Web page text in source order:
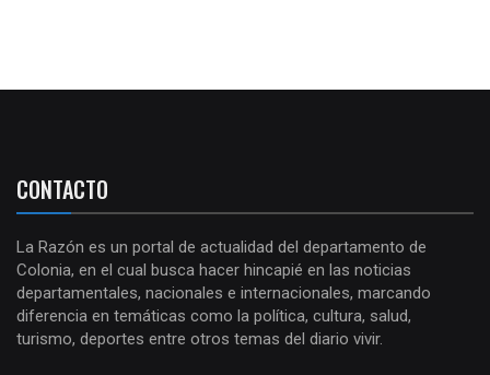
CONTACTO
La Razón es un portal de actualidad del departamento de
Colonia, en el cual busca hacer hincapié en las noticias
departamentales, nacionales e internacionales, marcando
diferencia en temáticas como la política, cultura, salud,
turismo, deportes entre otros temas del diario vivir.